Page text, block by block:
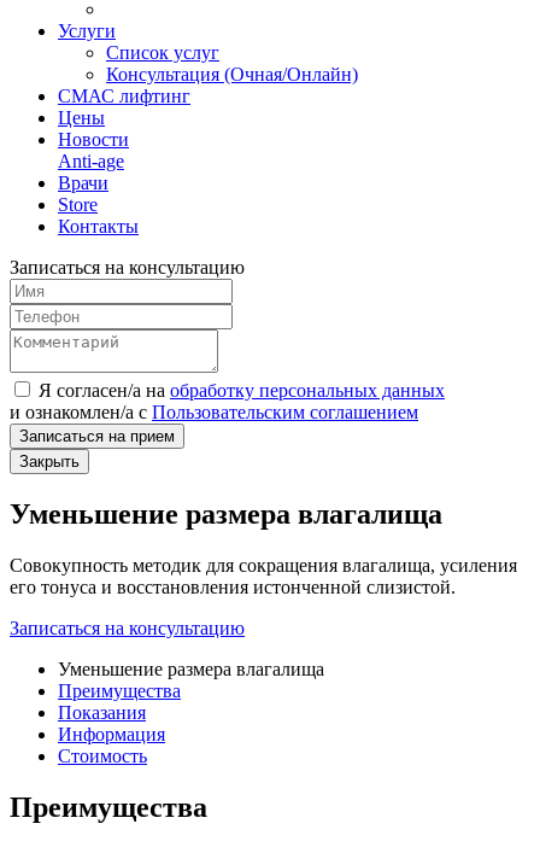
Услуги
Список услуг
Консультация (Очная/Онлайн)
СМАС лифтинг
Цены
Новости
Anti-age
Врачи
Store
Контакты
Записаться на консультацию
Я согласен/а на обработку персональных данных
и ознакомлен/а с Пользовательским соглашением
Записаться на прием
Закрыть
Уменьшение размера влагалища
Совокупность методик для сокращения влагалища, усиления
его тонуса и восстановления истонченной слизистой.
Записаться на консультацию
Уменьшение размера влагалища
Преимущества
Показания
Информация
Стоимость
Преимущества